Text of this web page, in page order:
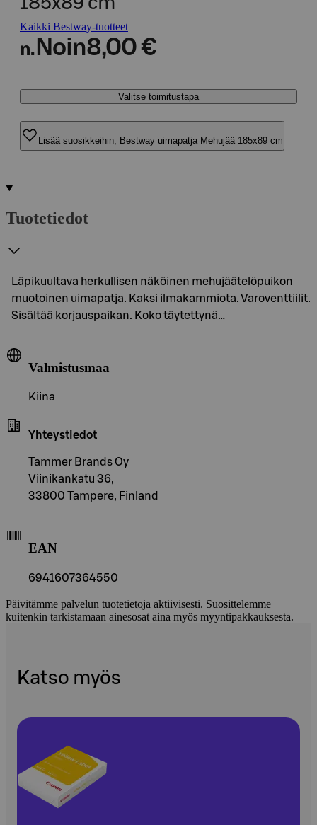
Kaikki Bestway-tuotteet
n. Noin8,00 €
Valitse toimitustapa
Lisää suosikkeihin, Bestway uimapatja Mehujää 185x89 cm
Tuotetiedot
Läpikuultava herkullisen näköinen mehujäätelöpuikon
muotoinen uimapatja. Kaksi ilmakammiota. Varoventtiilit.
Sisältää korjauspaikan. Koko täytettynä…
Valmistusmaa
Kiina
Yhteystiedot
Tammer Brands Oy
Viinikankatu 36,
33800 Tampere, Finland
EAN
6941607364550
Päivitämme palvelun tuotetietoja aktiivisesti. Suosittelemme
kuitenkin tarkistamaan ainesosat aina myös myyntipakkauksesta.
Katso myös